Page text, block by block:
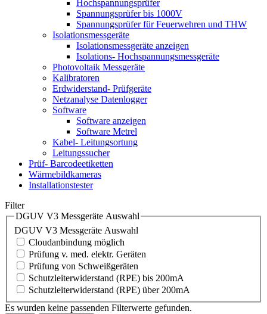
Hochspannungsprüfer
Spannungsprüfer bis 1000V
Spannungsprüfer für Feuerwehren und THW
Isolationsmessgeräte
Isolationsmessgeräte anzeigen
Isolations- Hochspannungsmessgeräte
Photovoltaik Messgeräte
Kalibratoren
Erdwiderstand- Prüfgeräte
Netzanalyse Datenlogger
Software
Software anzeigen
Software Metrel
Kabel- Leitungsortung
Leitungssucher
Prüf- Barcodeetiketten
Wärmebildkameras
Installationstester
Filter
DGUV V3 Messgeräte Auswahl
DGUV V3 Messgeräte Auswahl
Cloudanbindung möglich
Prüfung v. med. elektr. Geräten
Prüfung von Schweißgeräten
Schutzleiterwiderstand (RPE) bis 200mA
Schutzleiterwiderstand (RPE) über 200mA
Es wurden keine passenden Filterwerte gefunden.